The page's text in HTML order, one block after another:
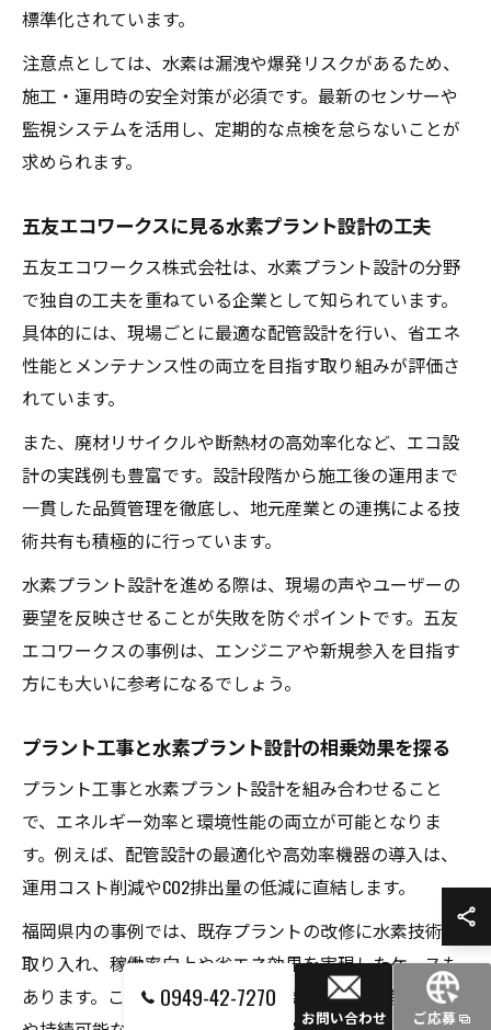
標準化されています。
注意点としては、水素は漏洩や爆発リスクがあるため、
施工・運用時の安全対策が必須です。最新のセンサーや
監視システムを活用し、定期的な点検を怠らないことが
求められます。
五友エコワークスに見る水素プラント設計の工夫
五友エコワークス株式会社は、水素プラント設計の分野
で独自の工夫を重ねている企業として知られています。
具体的には、現場ごとに最適な配管設計を行い、省エネ
性能とメンテナンス性の両立を目指す取り組みが評価さ
れています。
また、廃材リサイクルや断熱材の高効率化など、エコ設
計の実践例も豊富です。設計段階から施工後の運用まで
一貫した品質管理を徹底し、地元産業との連携による技
術共有も積極的に行っています。
水素プラント設計を進める際は、現場の声やユーザーの
要望を反映させることが失敗を防ぐポイントです。五友
エコワークスの事例は、エンジニアや新規参入を目指す
方にも大いに参考になるでしょう。
プラント工事と水素プラント設計の相乗効果を探る
プラント工事と水素プラント設計を組み合わせること
で、エネルギー効率と環境性能の両立が可能となりま
す。例えば、配管設計の最適化や高効率機器の導入は、
運用コスト削減やCO2排出量の低減に直結します。
福岡県内の事例では、既存プラントの改修に水素技術を
取り入れ、稼働率向上や省エネ効果を実現したケースも
あります。こうした相乗効果は、今後の産業競争力強化
0949-42-7270
お問い合わせ ご応募